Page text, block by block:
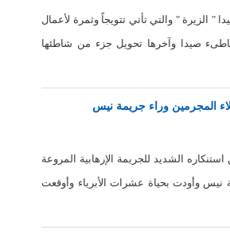
" الزيرة " والتي تأتي تتويجاً وثمرة لأعمال
صيدا وآخرها تحويل جزء من شاطئها
المجرمين وراء جريمة نيس
الشديد للجريمة الإرهابية المروعة
نيس وأودت بحياة عشرات الأبرياء وأوقعت